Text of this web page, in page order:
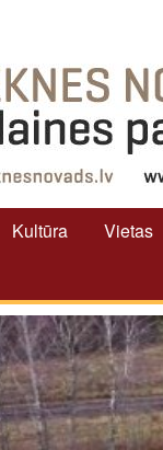
Kultūra
Vietas